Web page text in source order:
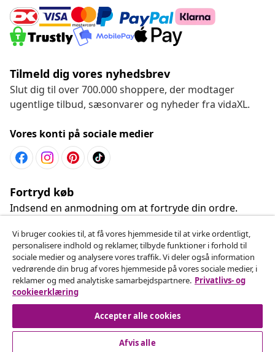
Tilmeld dig vores nyhedsbrev
Slut dig til over 700.000 shoppere, der modtager
ugentlige tilbud, sæsonvarer og nyheder fra vidaXL.
Vores konti på sociale medier
Fortryd køb
Indsend en anmodning om at fortryde din ordre.
Fortryd køb
Kundeservice
Virksomhed
Vi bruger cookies til, at få vores hjemmeside til at virke ordentligt,
personalisere indhold og reklamer, tilbyde funktioner i forhold til
sociale medier og analysere vores traffik. Vi deler også information
vedrørende din brug af vores hjemmeside på vores sociale medier, i
reklamer og med analytiske samarbejdspartnere. Privatlivs- og
cookieerklæring
Accepter alle cookies
Afvis alle